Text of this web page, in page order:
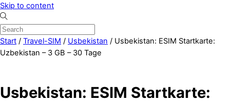
Skip to content
Start / Travel-SIM / Usbekistan / Usbekistan: ESIM Startkarte:
Uzbekistan – 3 GB – 30 Tage
Usbekistan: ESIM Startkarte: